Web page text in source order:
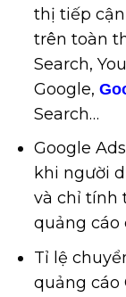
thị tiếp
trên toàn
Search,
Google,
Search…
Google
khi người
và chỉ tính
quảng cáo
Tỉ lệ
quảng cáo